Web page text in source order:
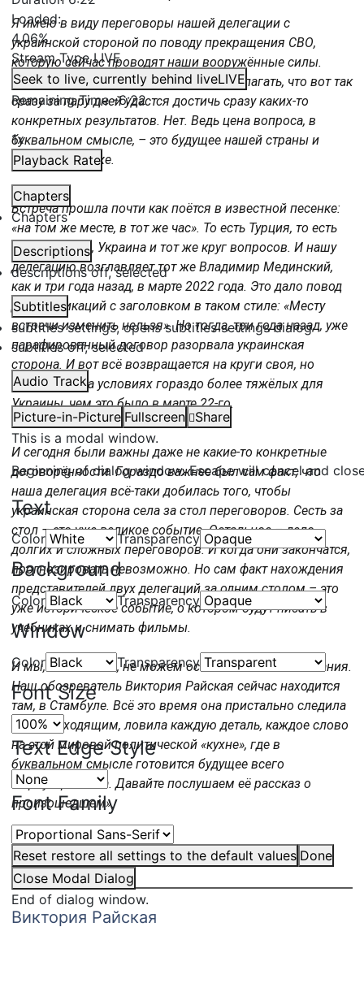
Loaded:
4.06%
Stream TypeLIVE
Seek to live, currently behind liveLIVE
Remaining Time-6:22
1x
Playback Rate
Chapters
Chapters
Descriptions
descriptions off, selected
Subtitles
subtitles settings, opens subtitles settings dialog
subtitles off, selected
Audio Track
Picture-in-Picture Fullscreen
Share
This is a modal window.
Beginning of dialog window. Escape will cancel and
Text
Color Transparency
Background
Color Transparency
Window
Color Transparency
Font Size
Text Edge Style
Font Family
Reset restore all settings to the default values Done
Close Modal Dialog
End of dialog window.
Я имею в виду переговоры нашей делегации с
украинской стороной по поводу прекращения СВО,
которую сейчас проводят наши вооружённые силы.
Конечно же, было бы наивным предполагать, что вот так
сразу за пару дней удастся достичь сразу каких-то
конкретных результатов. Нет. Ведь цена вопроса, в
буквальном смысле, – это будущее нашей страны и
всего мира тоже.
Встреча прошла почти как поётся в известной песенке:
«на том же месте, в тот же час». То есть Турция, то есть
опять Россия, Украина и тот же круг вопросов. И нашу
делегацию возглавляет тот же Владимир Мединский,
как и три года назад, в марте 2022 года. Это дало повод
для публикаций с заголовком в таком стиле: «Месту
встречи изменить нельзя». Но тогда, три года назад, уже
парафированный договор разорвала украинская
сторона. И вот всё возвращается на круги своя, но
только уже на условиях гораздо более тяжёлых для
Украины, чем это было в марте 22-го.
И сегодня были важны даже не какие-то конкретные
договорённости. Гораздо важнее был сам факт, что
наша делегация всё-таки добилась того, чтобы
украинская сторона села за стол переговоров. Сесть за
стол – это уже великое событие. Остальное – дело
долгих и сложных переговоров. И когда они закончатся,
прогнозировать невозможно. Но сам факт нахождения
представителей двух делегаций за одним столом – это
уже историческое событие, о котором будут писать в
учебниках и снимать фильмы.
И мы, конечно же, не можем оставить его без внимания.
Наш обозреватель Виктория Райская сейчас находится
там, в Стамбуле. Всё это время она пристально следила
за происходящим, ловила каждую деталь, каждое слово
на этой мировой политической «кухне», где в
буквальном смысле готовится будущее всего
мироустройства. Давайте послушаем её рассказ о
произошедшем».
Авторы:
Виктория Райская